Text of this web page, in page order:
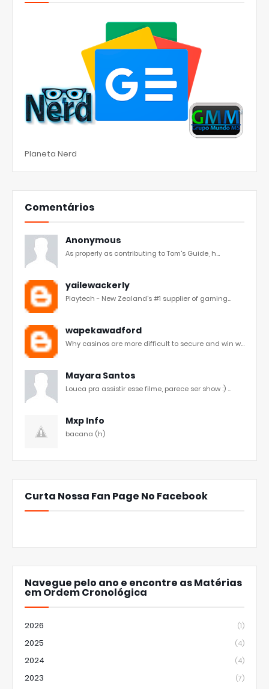
Planeta Nerd
Comentários
Anonymous
As properly as contributing to Tom's Guide, h...
yailewackerly
Playtech - New Zealand's #1 supplier of gaming...
wapekawadford
Why casinos are more difficult to secure and win w...
Mayara Santos
Louca pra assistir esse filme, parece ser show :) ...
Mxp Info
bacana (h)
Curta Nossa Fan Page No Facebook
Navegue pelo ano e encontre as Matérias
em Ordem Cronológica
2026 (1)
2025 (4)
2024 (4)
2023 (7)